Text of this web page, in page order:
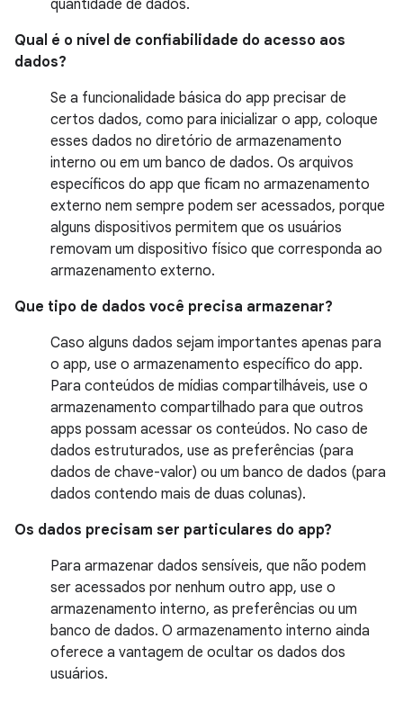
quantidade de dados.
Qual é o nível de confiabilidade do acesso aos
dados?
Se a funcionalidade básica do app precisar de
certos dados, como para inicializar o app, coloque
esses dados no diretório de armazenamento
interno ou em um banco de dados. Os arquivos
específicos do app que ficam no armazenamento
externo nem sempre podem ser acessados, porque
alguns dispositivos permitem que os usuários
removam um dispositivo físico que corresponda ao
armazenamento externo.
Que tipo de dados você precisa armazenar?
Caso alguns dados sejam importantes apenas para
o app, use o armazenamento específico do app.
Para conteúdos de mídias compartilháveis, use o
armazenamento compartilhado para que outros
apps possam acessar os conteúdos. No caso de
dados estruturados, use as preferências (para
dados de chave-valor) ou um banco de dados (para
dados contendo mais de duas colunas).
Os dados precisam ser particulares do app?
Para armazenar dados sensíveis, que não podem
ser acessados por nenhum outro app, use o
armazenamento interno, as preferências ou um
banco de dados. O armazenamento interno ainda
oferece a vantagem de ocultar os dados dos
usuários.